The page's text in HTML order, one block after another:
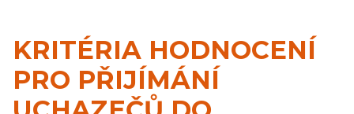
KRITÉRIA HODNOCENÍ
PRO PŘIJÍMÁNÍ